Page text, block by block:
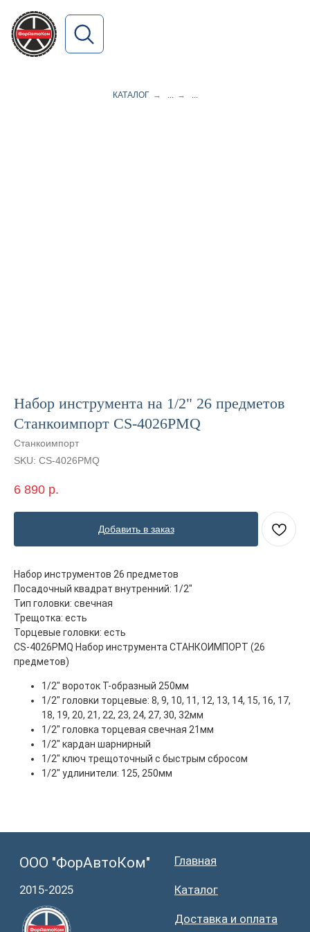
КАТАЛОГ → ... → ...
Набор инструмента на 1/2" 26 предметов
Станкоимпорт CS-4026PMQ
Станкоимпорт
SKU: CS-4026PMQ
6 890 р.
Добавить в заказ
Набор инструментов 26 предметов
Посадочный квадрат внутренний: 1/2"
Тип головки: свечная
Трещотка: есть
Торцевые головки: есть
CS-4026PMQ Набор инструмента СТАНКОИМПОРТ (26
предметов)
1/2" вороток Т-образный 250мм
1/2" головки торцевые: 8, 9, 10, 11, 12, 13, 14, 15, 16, 17,
18, 19, 20, 21, 22, 23, 24, 27, 30, 32мм
1/2" головка торцевая свечная 21мм
1/2" кардан шарнирный
1/2" ключ трещоточный с быстрым сбросом
1/2" удлинители: 125, 250мм
ООО "ФорАвтоКом"
Каталог
ООО "ФорАвтоКом", ИНН:6165230254,ОГРН:1216100025063
Политика обработки персональных данных
2015-2025